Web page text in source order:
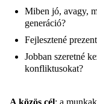
Miben jó, avagy,
generáció?
Fejlesztené
Jobban szeretné
konfliktusokat?
A közös cél: a